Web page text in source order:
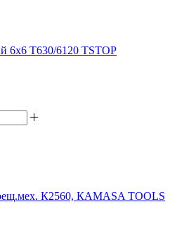
6х6 T630/6120 TSTOP
К2560, КАМАSA TOOLS